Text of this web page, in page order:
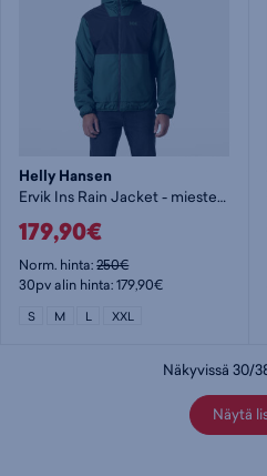
Helly Hansen
Ervik Ins Rain Jacket - miesten kevytvanutakki
179,90€
Norm. hinta:250€
30pv alin hinta: 179,90€
S M L XXL
Näkyvissä 30/
Näytä